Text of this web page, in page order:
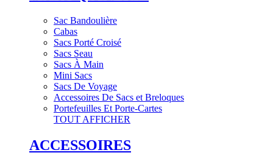
Sac Bandoulière
Cabas
Sacs Porté Croisé
Sacs Seau
Sacs À Main
Mini Sacs
Sacs De Voyage
Accessoires De Sacs et Breloques
Portefeuilles Et Porte-Cartes
TOUT AFFICHER
ACCESSOIRES